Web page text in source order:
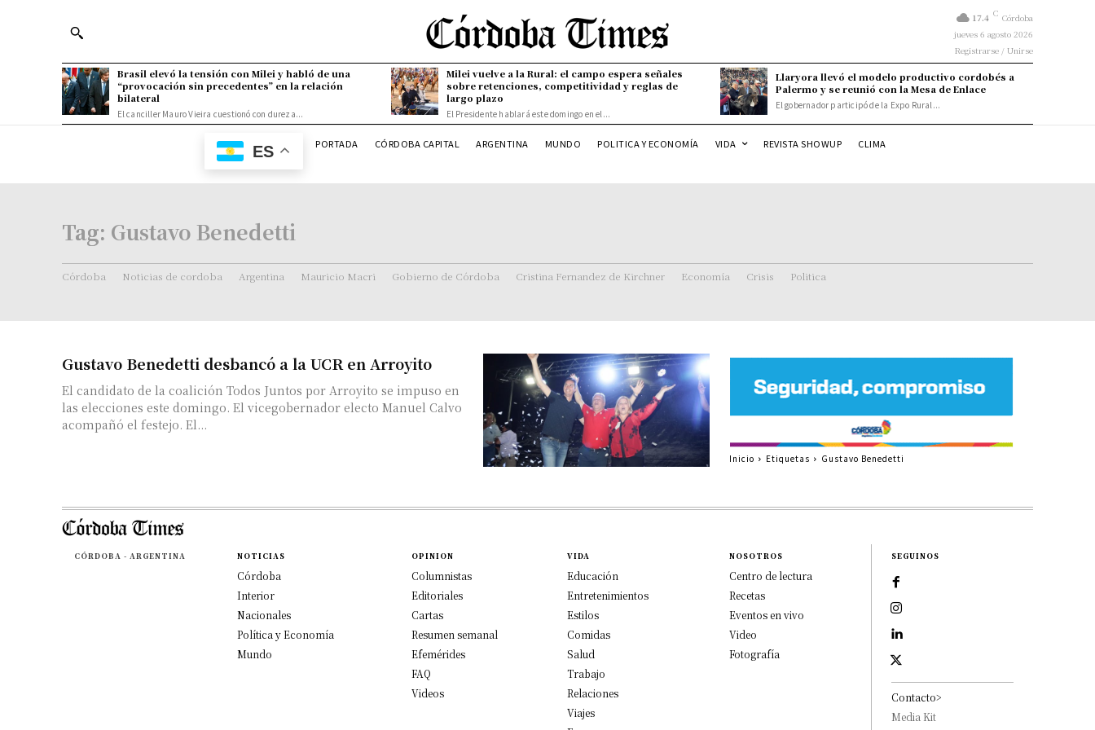
17.4 C Córdoba
jueves 6 agosto 2026
Registrarse / Unirse
Brasil elevó la tensión con Milei y habló de una
“provocación sin precedentes” en la relación
bilateral
El canciller Mauro Vieira cuestionó con dureza...
Milei vuelve a la Rural: el campo espera señales
sobre retenciones, competitividad y reglas de
largo plazo
El Presidente hablará este domingo en el...
Llaryora llevó el modelo productivo cordobés a
Palermo y se reunió con la Mesa de Enlace
El gobernador participó de la Expo Rural...
ES PORTADA CÓRDOBA CAPITAL ARGENTINA MUNDO POLITICA Y ECONOMÍA VIDA REVISTA SHOWUP CLIMA
Tag: Gustavo Benedetti
Córdoba Noticias de cordoba Argentina Mauricio Macri Gobierno de Córdoba Cristina Fernandez de Kirchner Economía Crisis Politica
Gustavo Benedetti desbancó a la UCR en Arroyito
El candidato de la coalición Todos Juntos por Arroyito se impuso en
las elecciones este domingo. El vicegobernador electo Manuel Calvo
acompañó el festejo. El...
Inicio Etiquetas Gustavo Benedetti
CÓRDOBA - ARGENTINA NOTICIAS
Córdoba
Interior
Nacionales
Política y Economía
Mundo
OPINION
Columnistas
Editoriales
Cartas
Resumen semanal
Efemérides
FAQ
Videos
VIDA
Educación
Entretenimientos
Estilos
Comidas
Salud
Trabajo
Relaciones
Viajes
NOSOTROS
Centro de lectura
Recetas
Eventos en vivo
Video
Fotografía
SEGUINOS
Contacto>
Media Kit